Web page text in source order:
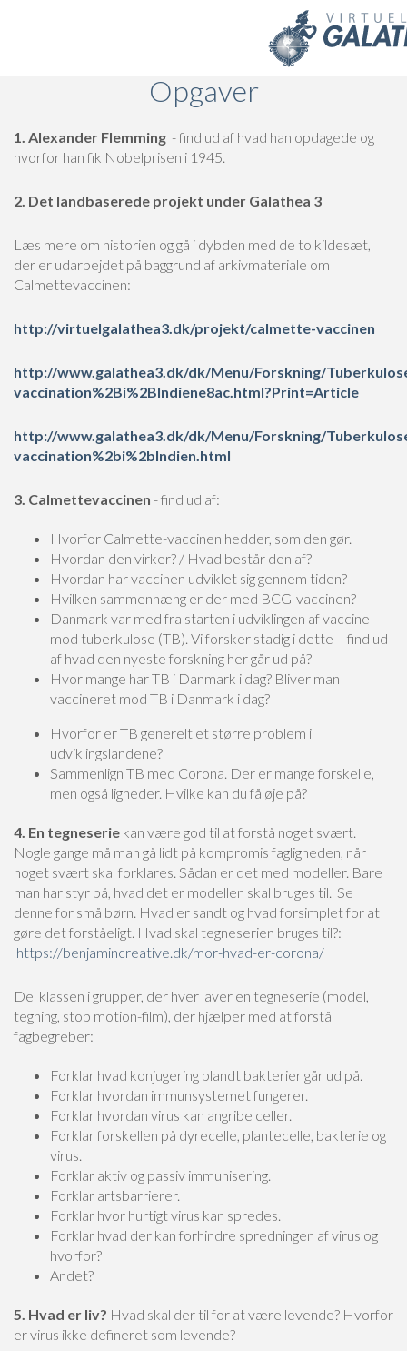
Opgaver
1. Alexander Flemming - find ud af hvad han opdagede og
hvorfor han fik Nobelprisen i 1945.
2. Det landbaserede projekt under Galathea 3
Læs mere om historien og gå i dybden med de to kildesæt,
der er udarbejdet på baggrund af arkivmateriale om
Calmettevaccinen:
http://virtuelgalathea3.dk/projekt/calmette-vaccinen
http://www.galathea3.dk/dk/Menu/Forskning/
vaccination%2Bi%2BIndiene8ac.html?Print=Article
http://www.galathea3.dk/dk/Menu/Forskning/
vaccination%2bi%2bIndien.html
3. Calmettevaccinen - find ud af:
Hvorfor Calmette-vaccinen hedder, som den gør.
Hvordan den virker? / Hvad består den af?
Hvordan har vaccinen udviklet sig gennem tiden?
Hvilken sammenhæng er der med BCG-vaccinen?
Danmark var med fra starten i udviklingen af vaccine
mod tuberkulose (TB). Vi forsker stadig i dette – find ud
af hvad den nyeste forskning her går ud på?
Hvor mange har TB i Danmark i dag? Bliver man
vaccineret mod TB i Danmark i dag?
Hvorfor er TB generelt et større problem i
udviklingslandene?
Sammenlign TB med Corona. Der er mange forskelle,
men også ligheder. Hvilke kan du få øje på?
4. En tegneserie kan være god til at forstå noget svært.
Nogle gange må man gå lidt på kompromis fagligheden, når
noget svært skal forklares. Sådan er det med modeller. Bare
man har styr på, hvad det er modellen skal bruges til. Se
denne for små børn. Hvad er sandt og hvad forsimplet for at
gøre det forståeligt. Hvad skal tegneserien bruges til?:
https://benjamincreative.dk/mor-hvad-er-corona/
Del klassen i grupper, der hver laver en tegneserie (model,
tegning, stop motion-film), der hjælper med at forstå
fagbegreber:
Forklar hvad konjugering blandt bakterier går ud på.
Forklar hvordan immunsystemet fungerer.
Forklar hvordan virus kan angribe celler.
Forklar forskellen på dyrecelle, plantecelle, bakterie og
virus.
Forklar aktiv og passiv immunisering.
Forklar artsbarrierer.
Forklar hvor hurtigt virus kan spredes.
Forklar hvad der kan forhindre spredningen af virus og
hvorfor?
Andet?
5. Hvad er liv? Hvad skal der til for at være levende? Hvorfor
er virus ikke defineret som levende?